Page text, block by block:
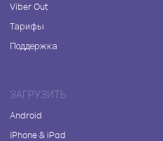
Viber Out
Тарифы
Поддержка
ЗАГРУЗИТЬ
Android
iPhone & iPad